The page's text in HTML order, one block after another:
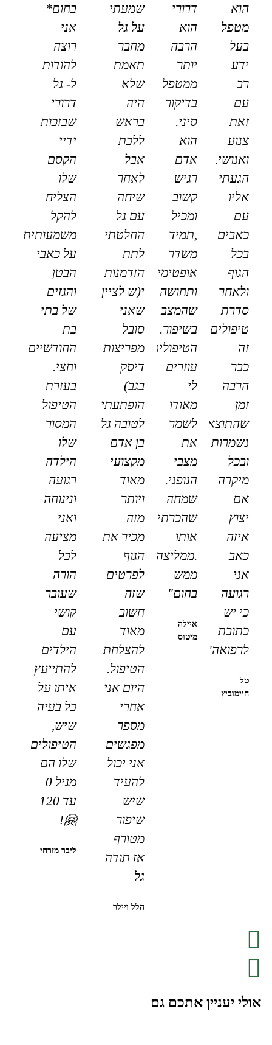
הוא
מטפל
בעל
ידע
רב
עם
זאת
צנוע
ואנושי.
הגעתי
אליו
עם
כאבים
בכל
הגוף
ולאחר
סדרת
טיפולים
זה
כבר
הרבה
זמן
שהתוצאות
נשמרות
ובכל
מיקרה
אם
יצוץ
איזה
כאב
אני
רגועה
כי יש
כתובת
לרפואה"
טל
חיימוביץ
דרורי
הוא
הרבה
יותר
ממטפל
בדיקור
סיני.
הוא
אדם
רגיש
קשוב
ומכיל
,תמיד
משדר
אופטימיות
ותחושה
שהמצב
בשיפור.
הטיפולים
עוזרים
לי
מאודו
לשמר
את
מצבי
הגופני.
שמחה
שהכרתי
אותו
.ממליצה
ממש
בחום"
איילה
מיטוס
שמעתי
על גל
מחבר
תאמת
שלא
היה
בראש
ללכת
אבל
לאחר
שיחה
עם גל
החלטתי
לתת
הזדמנות
י(ש לציין
שאני
סובל
מפריצות
דיסק
בגב)
הופתעתי
לטובה גל
בן אדם
מקצועי
מאוד
ויותר
מזה
מכיר את
הגוף
לפרטים
שזה
חשוב
מאוד
להצלחת
הטיפול.
היום אני
אחרי
מספר
מפגשים
אני יכול
להעיד
שיש
שיפור
מטורף
אז תודה
גל
הלל ויילר
בחום*
אני
רוצה
להודות
ל- גל
דרורי
שבזכות
ידיי
הקסם
שלו
הצליח
להקל
משמעותית
על כאבי
הבטן
והגזים
של בתי
בת
החודשיים
וחצי.
בעזרת
הטיפול
המסור
שלו
הילדה
רגועה
ונינוחה
ואני
מציעה
לכל
הורה
שעובר
קושי
עם
הילדים
להתייעץ
איתו על
כל בעיה
שיש,
הטיפולים
שלו הם
מגיל 0
עד 120
🤗!
ליבר מזרחי
אולי יעניין אתכם גם